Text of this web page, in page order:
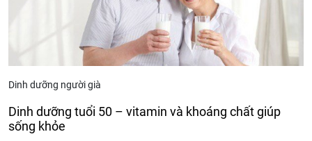
Dinh dưỡng người già
Dinh dưỡng tuổi 50 – vitamin và khoáng chất giúp
sống khỏe